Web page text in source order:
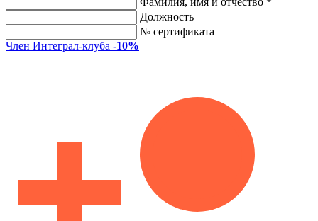
Должность
№ сертификата
Член Интеграл-клуба -10%